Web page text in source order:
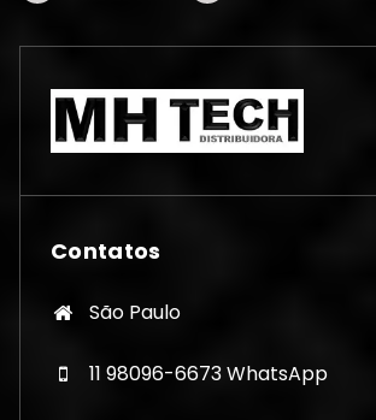
Contatos
São Paulo
11 98096-6673 WhatsApp